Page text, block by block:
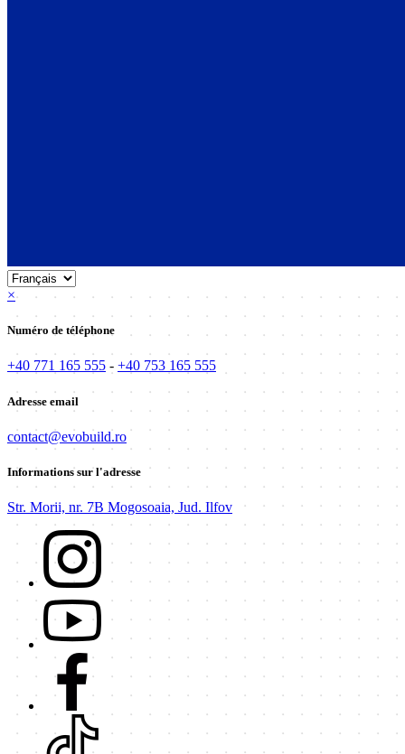
×
Numéro de téléphone
+40 771 165 555 - +40 753 165 555
Adresse email
contact@evobuild.ro
Informations sur l'adresse
Str. Morii, nr. 7B Mogosoaia, Jud. Ilfov